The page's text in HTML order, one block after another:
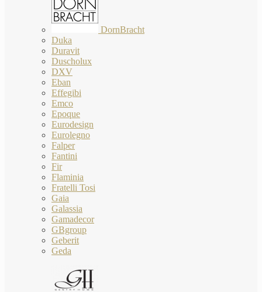
DornBracht
Duka
Duravit
Duscholux
DXV
Eban
Effegibi
Emco
Epoque
Eurodesign
Eurolegno
Falper
Fantini
Fir
Flaminia
Fratelli Tosi
Gaia
Galassia
Gamadecor
GBgroup
Geberit
Geda